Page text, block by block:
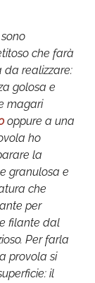
sono
che farà
da realizzare:
golosa e
magari
oppure a una
ho
la
granulosa e
che
per
filante dal
Per farla
provola si
il